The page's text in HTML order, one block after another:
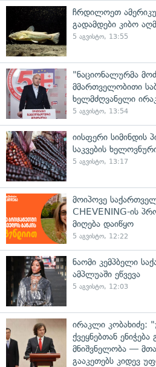
ჩრდილოეთ
გადამდები კიბო
5 აგვისტო, 13:55
"ნაციონალურმა
მმართველობითი
ხელმძღვანელი
5 აგვისტო, 13:54
იისფერი სიმინდის
საკვების
5 აგვისტო, 13:17
მოიპოვე
CHEVENING-ის
მიღება დაიწყო
5 აგვისტო, 12:22
ნაომი კემპბელი
ამპლუაში ეწვევა
5 აგვისტო, 12:03
ირაკლი კობახიძე:
ქვეყნებთან
მნიშვნელობა —
გააკეთებს კიდევ